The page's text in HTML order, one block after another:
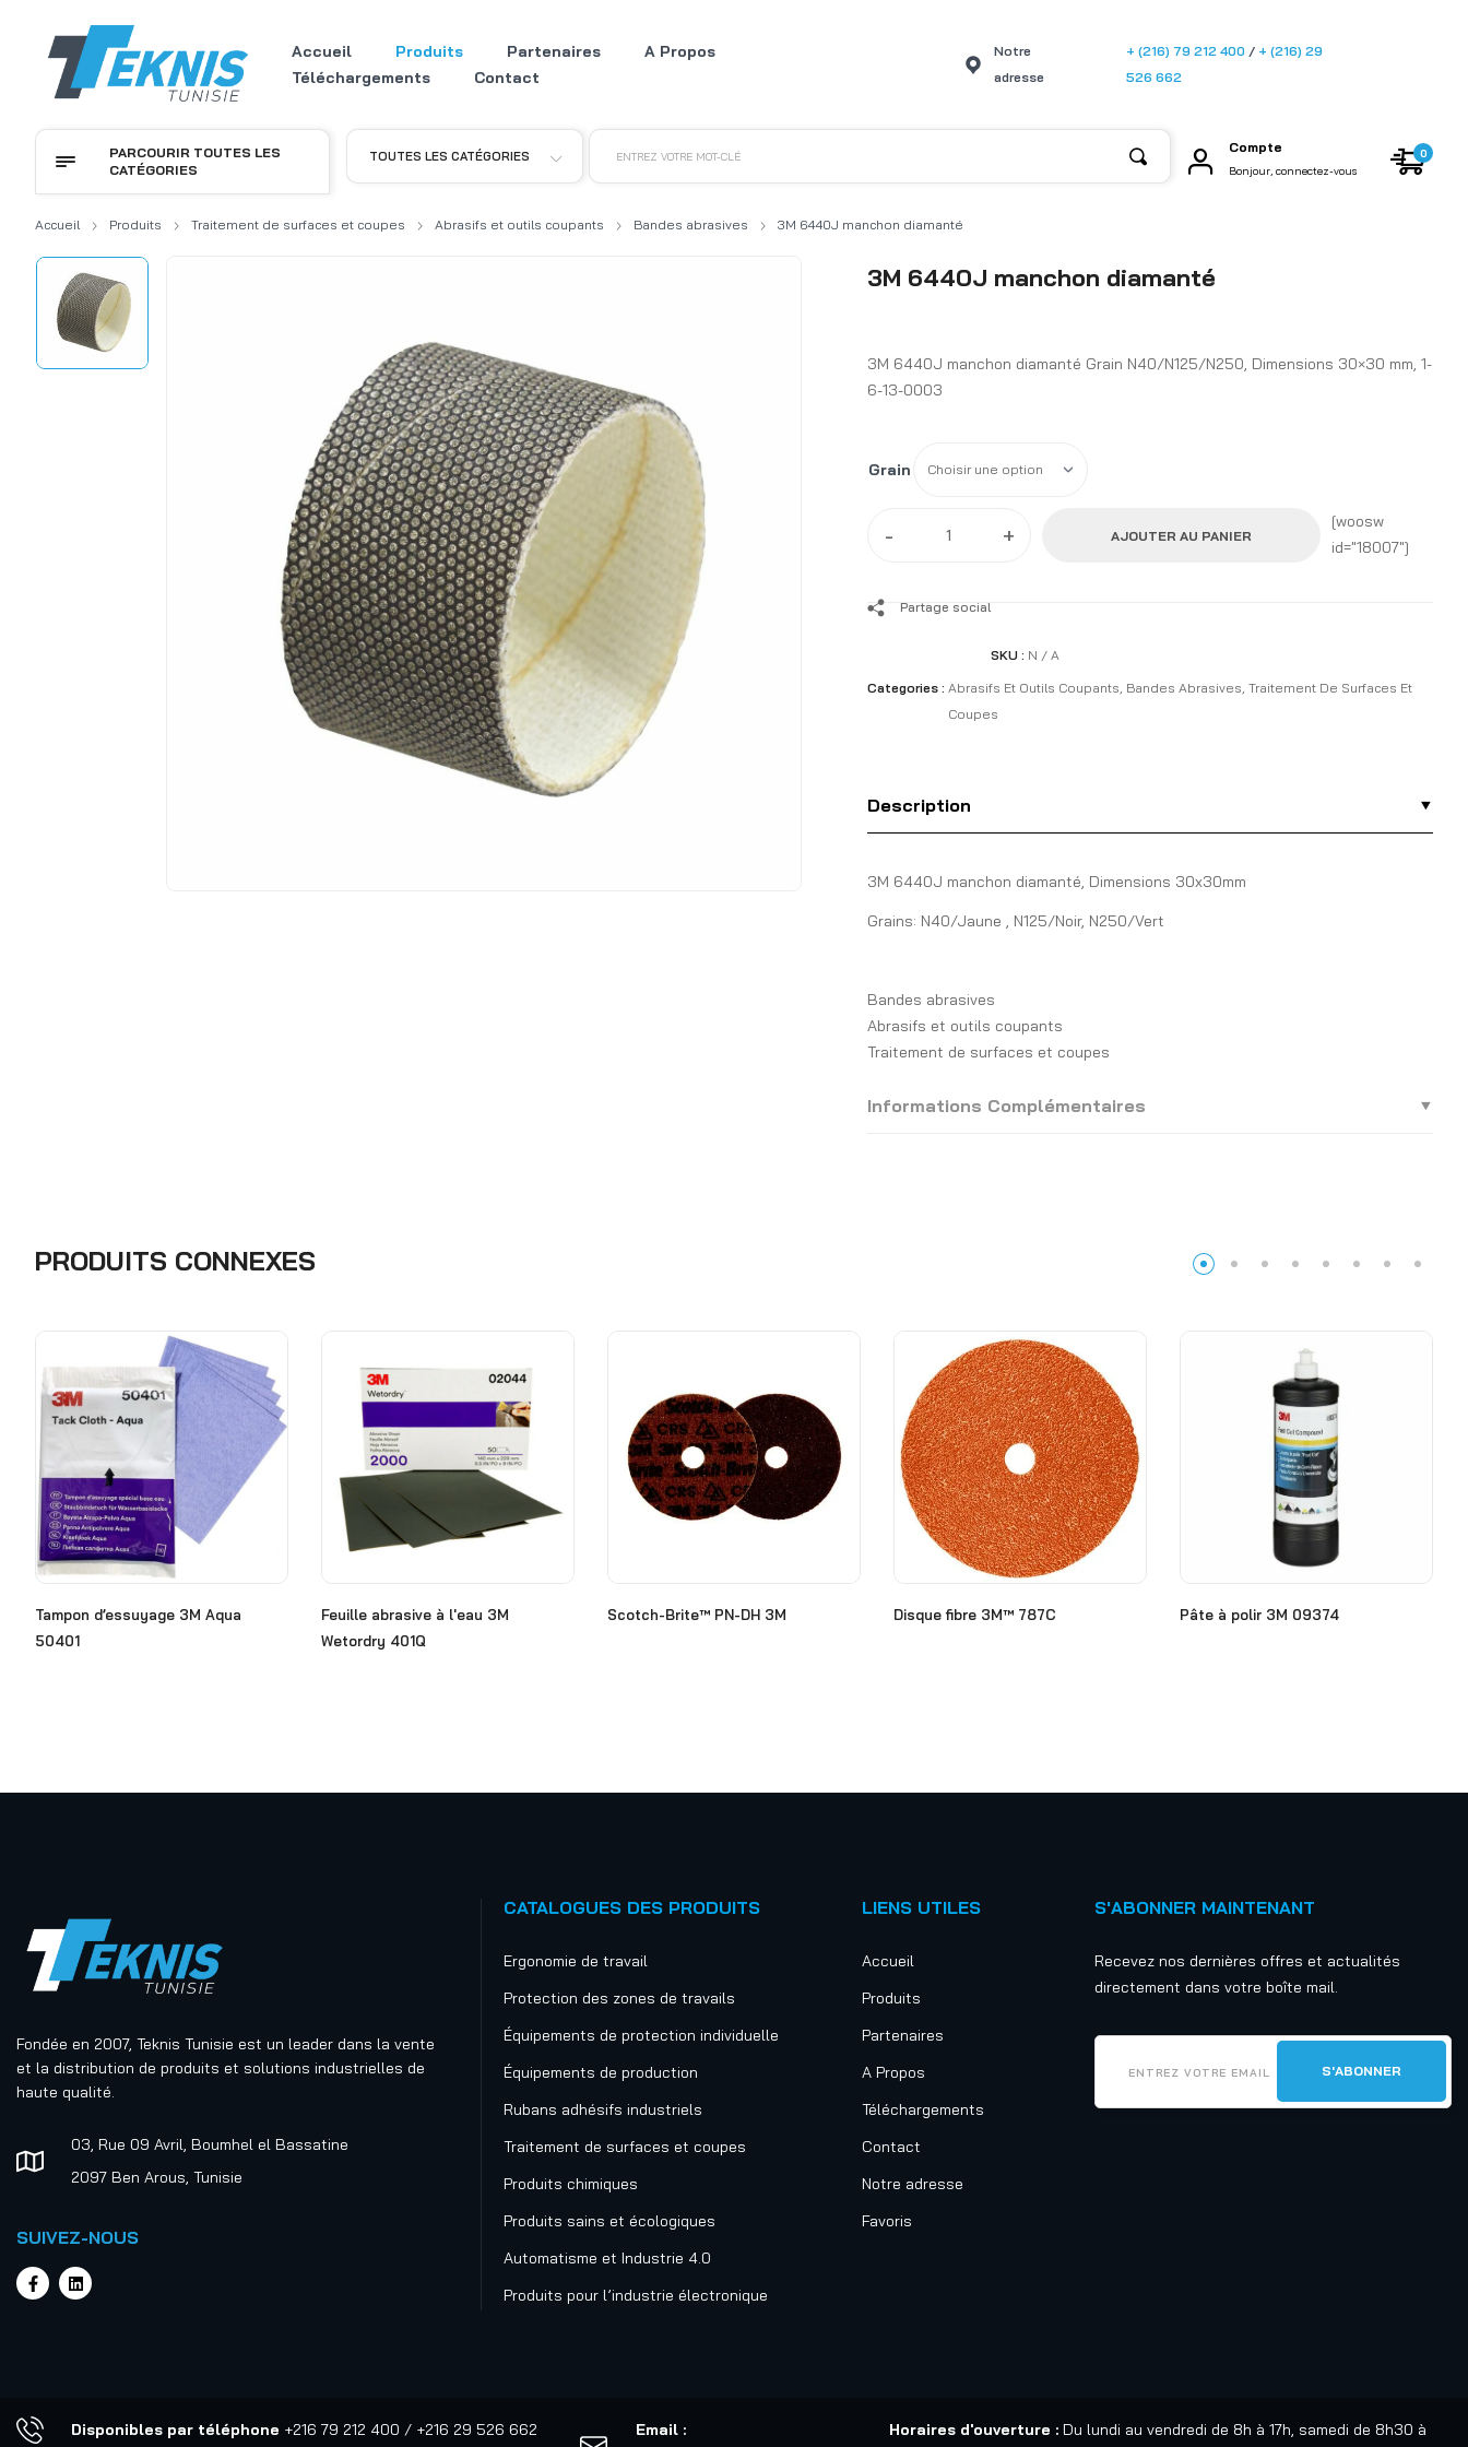
Accueil Produits Partenaires
A Propos
Téléchargements
Contact
Notre
adresse
+ (216) 79 212 400 / + (216) 29
526 662
TOUTES LES CATÉGORIES ENTREZ VOTRE MOT-CLÉ
Compte
Bonjour, connectez-vous
0
PARCOURIR TOUTES LES
CATÉGORIES
Accueil Produits Traitement de surfaces et coupes Abrasifs et outils coupants Bandes abrasives 3M 6440J manchon diamanté
3M 6440J manchon diamanté
3M 6440J manchon diamanté Grain N40/N125/N250, Dimensions 30×30 mm, 1-
6-13-0003
Grain
- + AJOUTER AU PANIER
[woosw
id="18007"]
Partage social
SKU : N / A
Categories : Abrasifs Et Outils Coupants, Bandes Abrasives, Traitement De Surfaces Et
Coupes
Description
3M 6440J manchon diamanté, Dimensions 30x30mm
Grains: N40/Jaune , N125/Noir, N250/Vert
Bandes abrasives
Abrasifs et outils coupants
Traitement de surfaces et coupes
Informations Complémentaires
PRODUITS CONNEXES
Tampon d’essuyage 3M Aqua
50401
Feuille abrasive à l'eau 3M
Wetordry 401Q
Scotch-Brite™ PN-DH 3M Disque fibre 3M™ 787C Pâte à polir 3M 09374
Fondée en 2007, Teknis Tunisie est un leader dans la vente
et la distribution de produits et solutions industrielles de
haute qualité.
03, Rue 09 Avril, Boumhel el Bassatine
2097 Ben Arous, Tunisie
SUIVEZ-NOUS
CATALOGUES DES PRODUITS
Ergonomie de travail
Protection des zones de travails
Équipements de protection individuelle
Équipements de production
Rubans adhésifs industriels
Traitement de surfaces et coupes
Produits chimiques
Produits sains et écologiques
Automatisme et Industrie 4.0
Produits pour l’industrie électronique
LIENS UTILES
Accueil
Produits
Partenaires
A Propos
Téléchargements
Contact
Notre adresse
Favoris
S'ABONNER MAINTENANT
Recevez nos dernières offres et actualités
directement dans votre boîte mail.
Disponibles par téléphone +216 79 212 400 / +216 29 526 662 Email : Horaires d'ouverture : Du lundi au vendredi de 8h à 17h, samedi de 8h30 à